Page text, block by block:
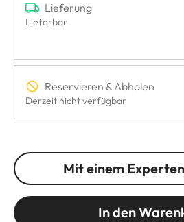
Lieferung
Lieferbar
Reservieren & Abholen
Derzeit nicht verfügbar
Mit einem
In den